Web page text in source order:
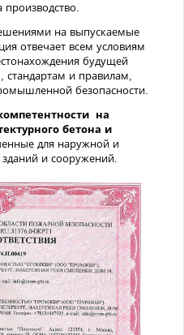
на выпускаемые
отвечает всем условиям
будущей
стандартам и правилам,
безопасности.
на
бетона и
для наружной и
и сооружений.